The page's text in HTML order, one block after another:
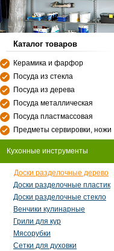
Каталог товаров
Керамика и фарфор
Посуда из стекла
Посуда из дерева
Посуда металлическая
Посуда пластмассовая
Предметы сервировки, ножи
Кухонные инструменты
Доски разделочные дерево
Доски разделочные пластик
Доски разделочные стекло
Венчики кулинарные
Грили для кур
Мясорубки
Сетки для духовки